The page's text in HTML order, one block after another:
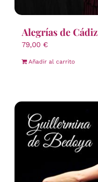
Alegrías de Cádiz
79,00 €
Añadir al carrito